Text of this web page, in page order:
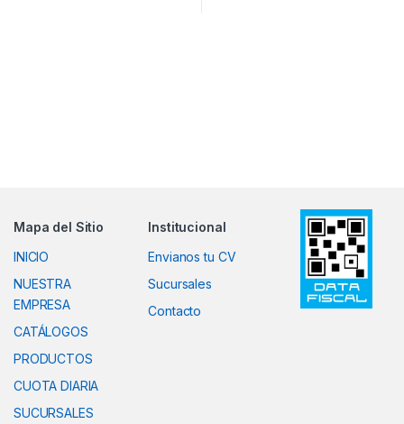
Mapa del Sitio
INICIO
NUESTRA
EMPRESA
CATÁLOGOS
PRODUCTOS
CUOTA DIARIA
SUCURSALES
Institucional
Envianos tu CV
Sucursales
Contacto